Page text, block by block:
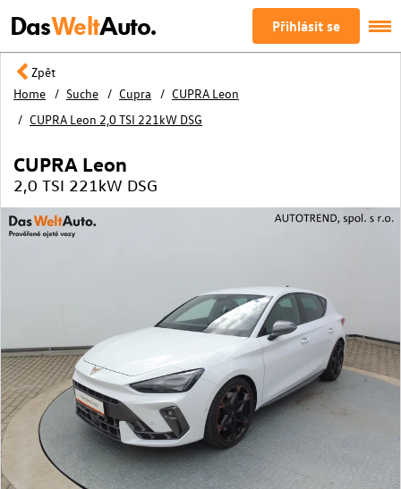
DasWeltAuto. Přihlásit se
Zpět
Home
Suche Cupra
CUPRA Leon
CUPRA Leon 2,0 TSI 221kW DSG
CUPRA Leon
2,0 TSI 221kW DSG